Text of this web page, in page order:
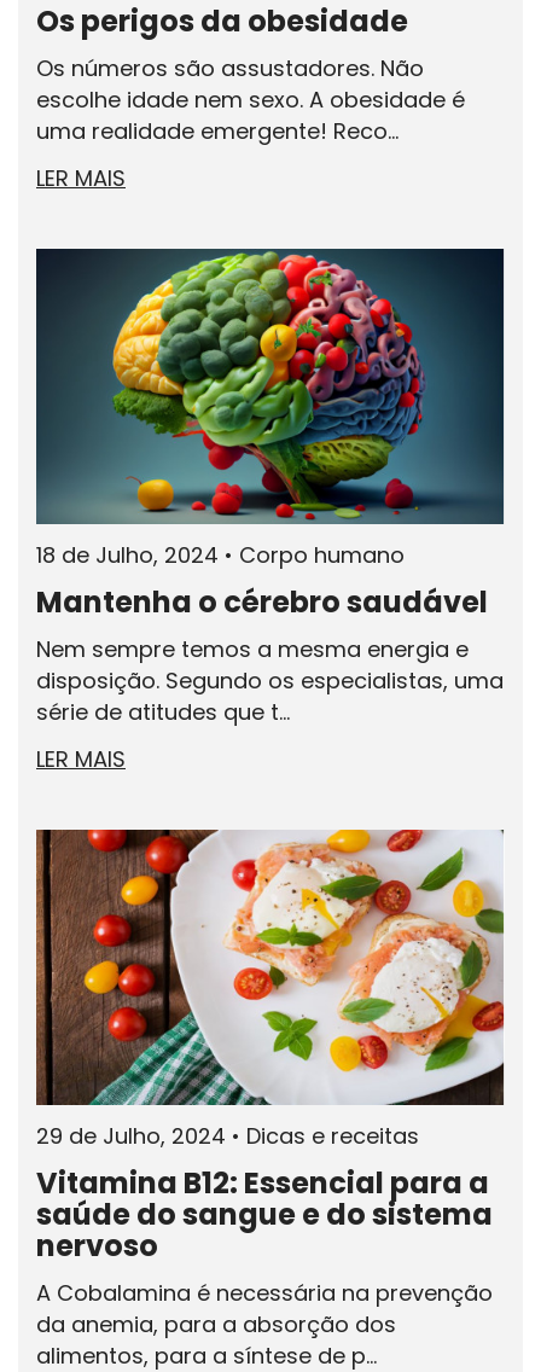
Os perigos da obesidade
Os números são assustadores. Não
escolhe idade nem sexo. A obesidade é
uma realidade emergente! Reco...
LER MAIS
18 de Julho, 2024 • Corpo humano
Mantenha o cérebro saudável
Nem sempre temos a mesma energia e
disposição. Segundo os especialistas, uma
série de atitudes que t...
LER MAIS
29 de Julho, 2024 • Dicas e receitas
Vitamina B12: Essencial para a
saúde do sangue e do sistema
nervoso
A Cobalamina é necessária na prevenção
da anemia, para a absorção dos
alimentos, para a síntese de p...